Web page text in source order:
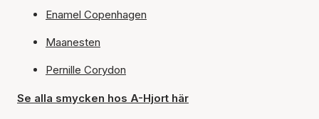
Enamel Copenhagen
Maanesten
Pernille Corydon
Se alla smycken hos A-Hjort här